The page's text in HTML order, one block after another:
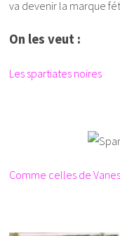
va devenir la marque
On les veut :
Les spartiates noires
Comme celles de